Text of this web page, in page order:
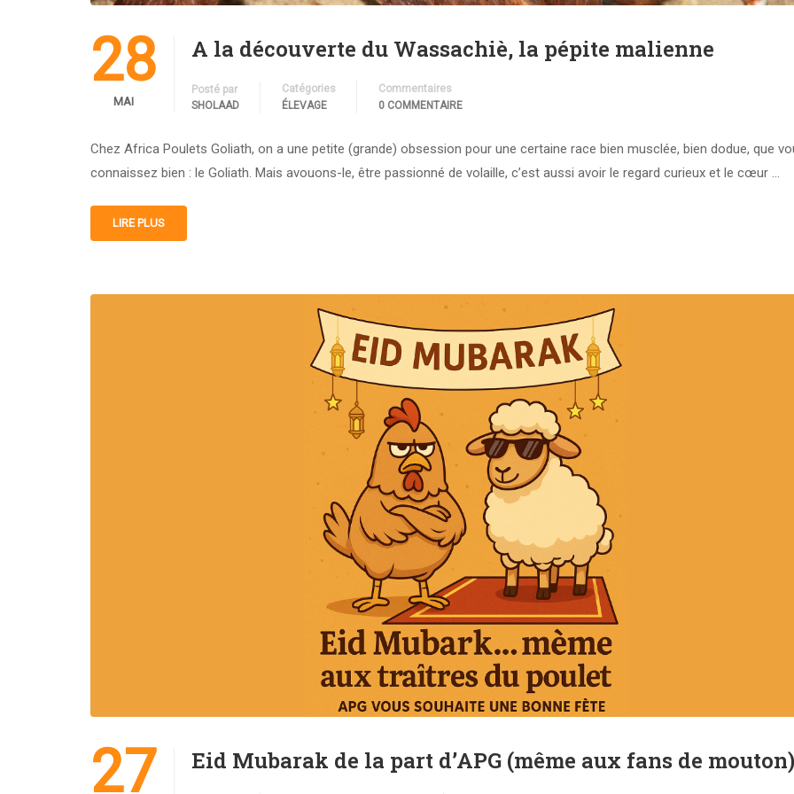
28
MAI
A la découverte du Wassachiè, la pépite malienne
Posté par
SHOLAAD
Catégories
ÉLEVAGE
Commentaires
0 COMMENTAIRE
Chez Africa Poulets Goliath, on a une petite (grande) obsession pour une certaine race bien musclée, bien dodue, que
connaissez bien : le Goliath. Mais avouons-le, être passionné de volaille, c’est aussi avoir le regard curieux et le cœur …
LIRE PLUS
27 Eid Mubarak de la part d’APG (même aux fans de mouton)